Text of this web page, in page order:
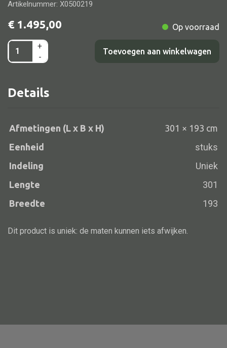
Hanglamp
Vaas
Artikelnummer: X0500219
€ 1.495,00 Op voorraad
Pompom
carpet
301x193
+
-
Toevoegen aan winkelwagen
Details
Afmetingen (L x B x H)
301 × 193 cm
Eenheid
stuks
Indeling Uniek
Lengte 301
Breedte 193
Dit product is uniek: de maten kunnen iets afwijken.